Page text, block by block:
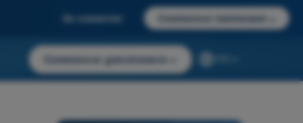
Se connecter Commencer maintenant
Commencer gratuitement